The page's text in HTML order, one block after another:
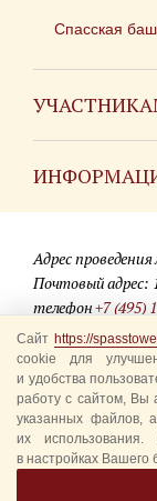
Спасская
Для СМИ
Где купить
Акции
Вопрос-ответ
Правила
Адрес
Почтовый адрес:
телефон+7 (495)
© 2009-2025
Разработка
Сайт https://
cookie для
и удобства
работу с сайтом, Вы
указанных файлов,
их
в настройках Вашего